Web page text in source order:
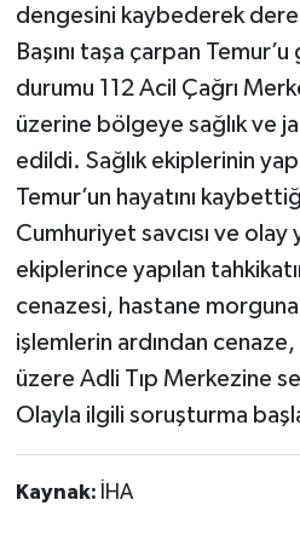
dengesini kaybederek
Başını taşa çarpan
durumu 112 Acil Çağrı
üzerine bölgeye sağlık ve
edildi. Sağlık ekiplerinin
Temur’un hayatını
Cumhuriyet savcısı ve olay
ekiplerince yapılan
cenazesi, hastane morguna
işlemlerin ardından
üzere Adli Tıp Merkezine
Olayla ilgili soruşturma
Kaynak: İHA